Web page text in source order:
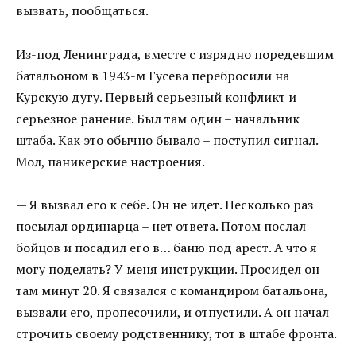
вызвать, пообщаться.
Из-под Ленинграда, вместе с изрядно поредевшим
батальоном в 1943-м Гусева перебросили на
Курскую дугу. Первый серьезный конфликт и
серьезное ранение. Был там один – начальник
штаба. Как это обычно бывало – поступил сигнал.
Мол, паникерские настроения.
— Я вызвал его к себе. Он не идет. Несколько раз
посылал ординарца – нет ответа. Потом послал
бойцов и посадил его в… баню под арест. А что я
могу поделать? У меня инструкции. Просидел он
там минут 20. Я связался с командиром батальона,
вызвали его, пропесочили, и отпустили. А он начал
строчить своему родственнику, тот в штабе фронта.